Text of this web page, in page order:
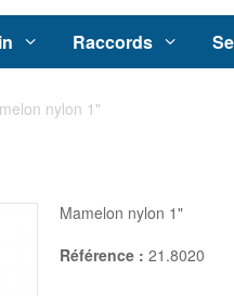
Raccords
nylon 1"
Mamelon nylon 1"
Référence : 21.8020